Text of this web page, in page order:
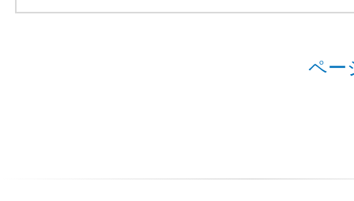
ペー